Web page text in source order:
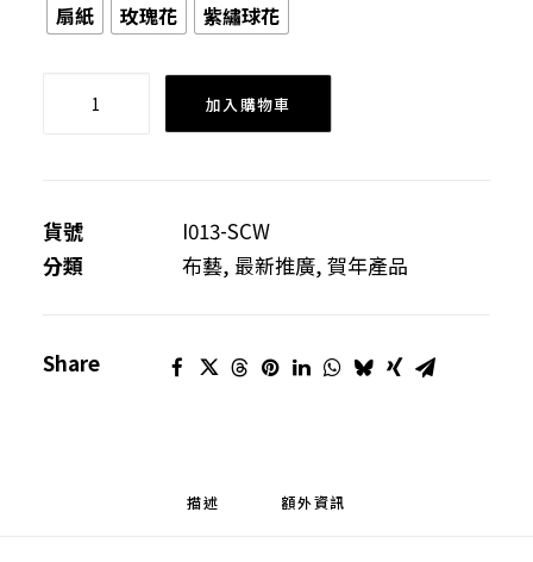
扇紙 玫瑰花 紫繡球花
單
肩
量
加入購物車
貨號
I013-SCW
分類
布藝, 最新推廣, 賀年產品
Share
描述 額外資訊